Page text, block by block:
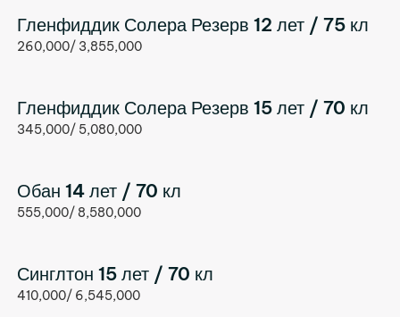
Гленфиддик Солера Резерв 12 лет / 75 кл
260,000/ 3,855,000
Гленфиддик Солера Резерв 15 лет / 70 кл
345,000/ 5,080,000
Обан 14 лет / 70 кл
555,000/ 8,580,000
Синглтон 15 лет / 70 кл
410,000/ 6,545,000